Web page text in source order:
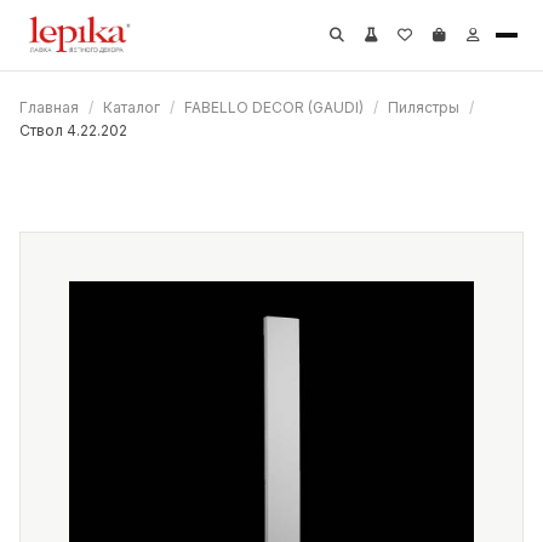
Главная / Каталог / FABELLO DECOR (GAUDI) / Пилястры /
Ствол 4.22.202